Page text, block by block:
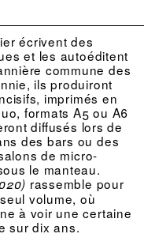
écrivent des
et les autoéditent
commune des
ils produiront
imprimés en
formats A5 ou A6
diffusés lors de
des bars ou des
de micro-
le manteau.
rassemble pour
volume, où
à voir une certaine
sur dix ans.